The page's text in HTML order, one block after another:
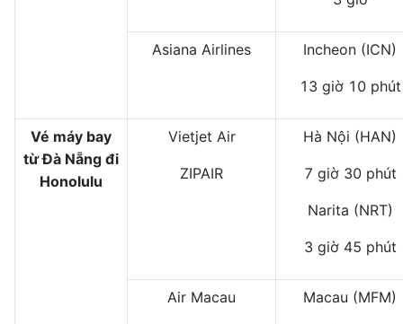
Asiana Airlines Incheon (ICN)
13 giờ 10 phút
Vé máy bay
từ Đà Nẵng đi
Honolulu
Vietjet Air
ZIPAIR
Hà Nội (HAN)
7 giờ 30 phút
Narita (NRT)
3 giờ 45 phút
Air Macau Macau (MFM)